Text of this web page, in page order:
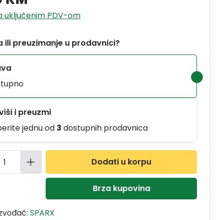
uključenim PDV-om
ili preuzimanje u prodavnici?
i preuzmi
jednu od 3 dostupnih prodavnica
proizvoda: Unesite željenu
Dodati u korpu
Brza kupovina
SPARX